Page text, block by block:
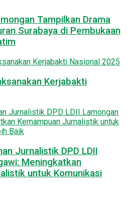
Tampilkan Drama
Surabaya di Pembukaan
Kerjabakti
Jurnalistik DPD LDII
Meningkatkan
untuk Komunikasi